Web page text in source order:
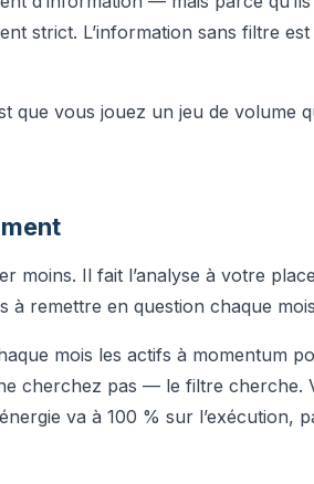
strict. L’information sans filtre est
que vous jouez un jeu de volume
moins. Il fait l’analyse à votre
à remettre en question chaque
mois les actifs à momentum
cherchez pas — le filtre cherche.
va à 100 % sur l’exécution,